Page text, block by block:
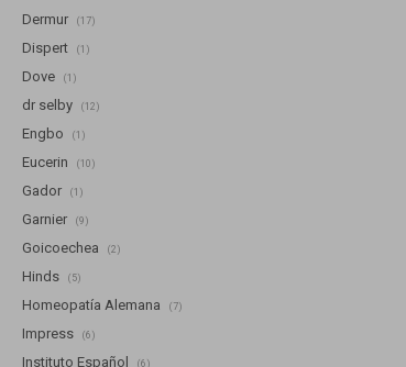
Dermur (17)
Dispert (1)
Dove (1)
dr selby (12)
Engbo (1)
Eucerin (10)
Gador (1)
Garnier (9)
Goicoechea (2)
Hinds (5)
Homeopatía Alemana (7)
Impress (6)
Instituto Español (6)